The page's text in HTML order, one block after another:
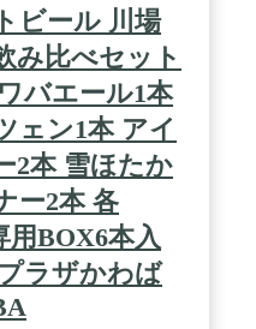
ビール 川場
み比べセット
バエール1本
ェン1本 アイ
2本 雪ほたか
ー2本 各
用BOX6本入
ラザかわば